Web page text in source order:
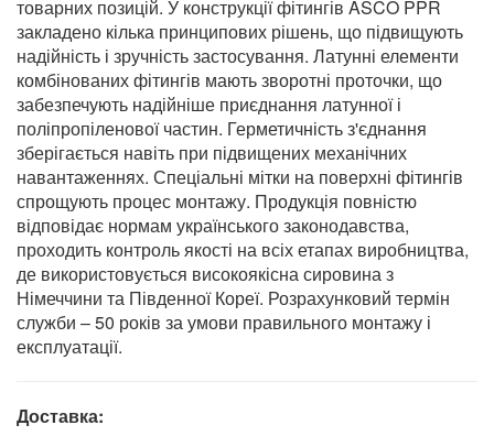
товарних позицій. У конструкції фітингів ASCO PPR
закладено кілька принципових рішень, що підвищують
надійність і зручність застосування. Латунні елементи
комбінованих фітингів мають зворотні проточки, що
забезпечують надійніше приєднання латунної і
поліпропіленової частин. Герметичність з'єднання
зберігається навіть при підвищених механічних
навантаженнях. Спеціальні мітки на поверхні фітингів
спрощують процес монтажу. Продукція повністю
відповідає нормам українського законодавства,
проходить контроль якості на всіх етапах виробництва,
де використовується високоякісна сировина з
Німеччини та Південної Кореї. Розрахунковий термін
служби – 50 років за умови правильного монтажу і
експлуатації.
Доставка: